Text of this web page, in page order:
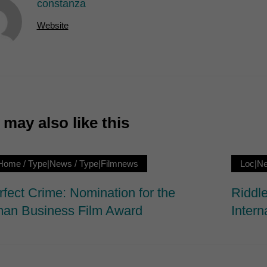
constanza
Website
may also like this
/ Type|News / Type|Filmnews
Crime: Nomination for the
Business Film Award
und Social-Media-Plattformen werden standardmäßig blockiert. Wenn